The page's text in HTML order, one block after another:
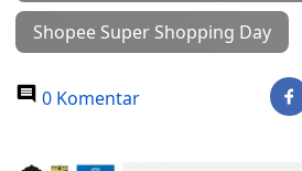
Shopee Super Shopping Day
0 Komentar